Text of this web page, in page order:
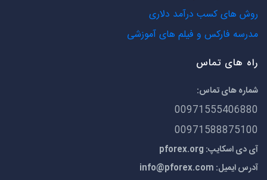
روش های کسب درآمد دلاری
مدرسه فارکس و فیلم های آموزشی
راه های تماس
شماره های تماس:
00971555406880
00971588875100
آی دی اسکایپ: pforex.org
آدرس ایمیل: info@pforex.com